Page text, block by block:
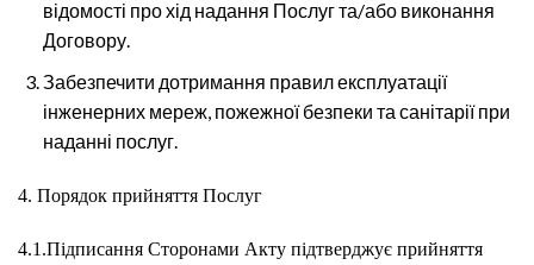
відомості про хід надання Послуг та/або виконання
Договору.
Забезпечити дотримання правил експлуатації
інженерних мереж, пожежної безпеки та санітарії при
наданні послуг.
4. Порядок прийняття Послуг
4.1.Підписання Сторонами Акту підтверджує прийняття